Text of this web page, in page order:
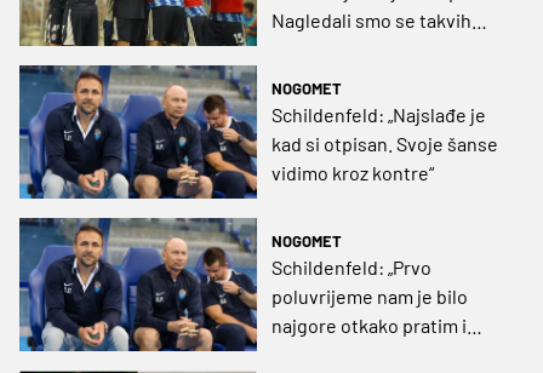
Nagledali smo se takvih
NOGOMET
Schildenfeld: „Najslađe je
kad si otpisan. Svoje šanse
vidimo kroz kontre“
NOGOMET
Schildenfeld: „Prvo
poluvrijeme nam je bilo
najgore otkako pratim i